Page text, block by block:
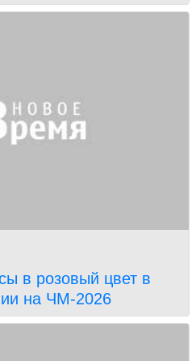
в розовый цвет в
на ЧМ-2026